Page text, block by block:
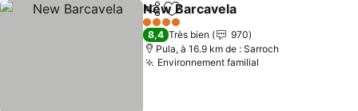
PartagerAjouter à mes favoris
New Barcavela
4 Étoiles
8,4 Très bien
970
Pula, à 16.9 km de : Sarroch
Environnement familial